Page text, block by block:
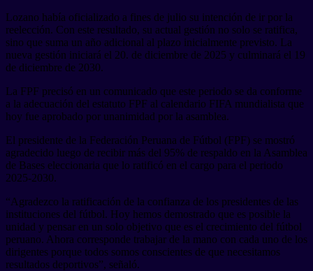
Lozano había oficializado a fines de julio su intención de ir por la
reelección. Con este resultado, su actual gestión no solo se ratifica,
sino que suma un año adicional al plazo inicialmente previsto. La
nueva gestión iniciará el 20. de diciembre de 2025 y culminará el 19
de diciembre de 2030.
La FPF precisó en un comunicado que este periodo se da conforme
a la adecuación del estatuto FPF al calendario FIFA mundialista que
hoy fue aprobado por unanimidad por la asamblea.
El presidente de la Federación Peruana de Fútbol (FPF) se mostró
agradecido luego de recibir más del 95% de respaldo en la Asamblea
de Bases eleccionaria que lo ratificó en el cargo para el periodo
2025-2030.
“Agradezco la ratificación de la confianza de los presidentes de las
instituciones del fútbol. Hoy hemos demostrado que es posible la
unidad y pensar en un solo objetivo que es el crecimiento del fútbol
peruano. Ahora corresponde trabajar de la mano con cada uno de los
dirigentes porque todos somos conscientes de que necesitamos
resultados deportivos”, señaló.